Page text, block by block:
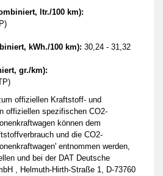
ltr./100 km):
kWh./100 km): 30,24 - 31,32
gr./km):
offiziellen Kraftstoff- und
offiziellen spezifischen CO2-
können dem
und die CO2-
entnommen werden,
und bei der DAT Deutsche
, Helmuth-Hirth-Straße 1, D-73760